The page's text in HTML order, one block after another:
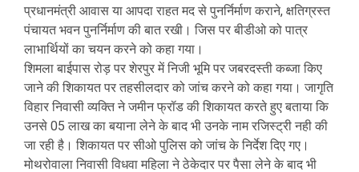
प्रधानमंत्री आवास या आपदा राहत मद से पुनर्निर्माण कराने, क्षतिग्रस्त
पंचायत भवन पुनर्निर्माण की बात रखी। जिस पर बीडीओ को पात्र
लाभार्थियों का चयन करने को कहा गया।
शिमला बाईपास रोड़ पर शेरपुर में निजी भूमि पर जबरदस्ती कब्जा किए
जाने की शिकायत पर तहसीलदार को जांच करने को कहा गया। जागृति
विहार निवासी व्यक्ति ने जमीन फ्रॉड की शिकायत करते हुए बताया कि
उनसे 05 लाख का बयाना लेने के बाद भी उनके नाम रजिस्ट्री नही की
जा रही है। शिकायत पर सीओ पुलिस को जांच के निर्देश दिए गए।
मोथरोवाला निवासी विधवा महिला ने ठेकेदार पर पैसा लेने के बाद भी